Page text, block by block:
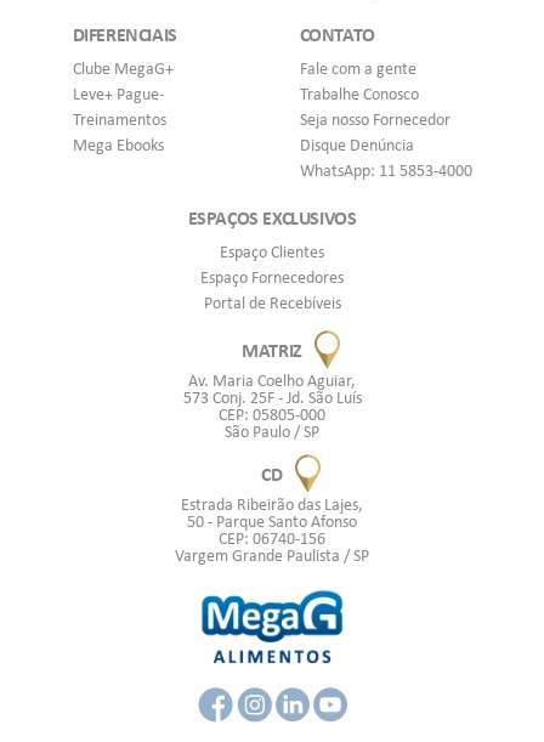
DIFERENCIAIS
Clube MegaG+
Leve+ Pague-
Treinamentos
Mega Ebooks
CONTATO
Fale com a gente
Trabalhe Conosco
Seja nosso Fornecedor
Disque Denúncia
WhatsApp: 11 5853-4000
ESPAÇOS EXCLUSIVOS
Espaço Clientes
Espaço Fornecedores
Portal de Recebíveis
MATRIZ
Av. Maria Coelho Aguiar,
573 Conj. 25F - Jd. São Luís
CEP: 05805-000
São Paulo / SP
CD
Estrada Ribeirão das Lajes,
50 - Parque Santo Afonso
CEP: 06740-156
Vargem Grande Paulista / SP